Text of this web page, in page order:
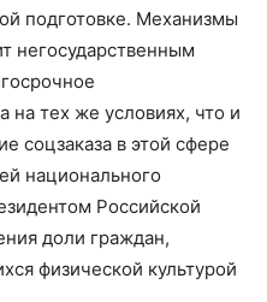
подготовке. Механизмы
негосударственным
тех же условиях, что и
соцзаказа в этой сфере
национального
Российской
доли граждан,
физической культурой